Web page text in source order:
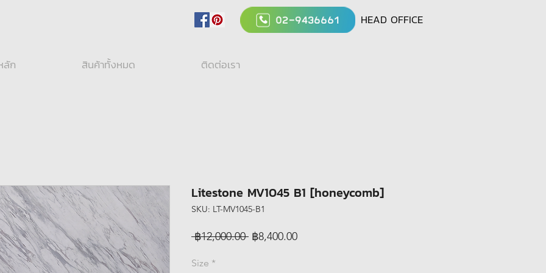
ลัก สินค้าทั้งหมด ติดต่อเรา
HEAD OFFICE
Litestone MV1045 B1 [honeycomb]
SKU: LT-MV1045-B1
฿12,000.00 Regular
฿8,400.00Sale
Size *